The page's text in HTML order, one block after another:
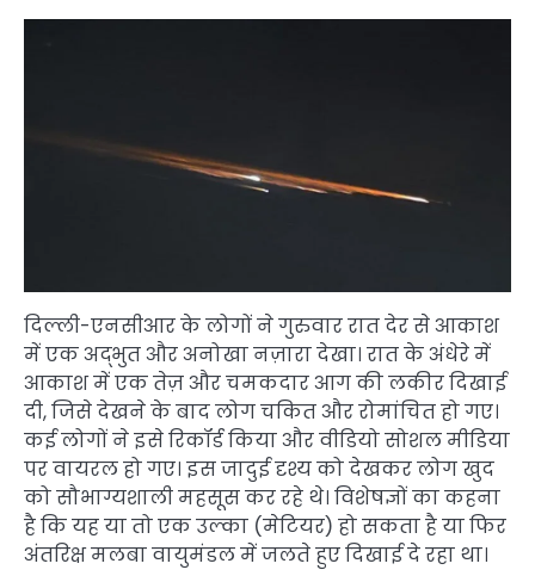
दिल्ली-एनसीआर के लोगों ने गुरुवार रात देर से आकाश
में एक अद्भुत और अनोखा नज़ारा देखा। रात के अंधेरे में
आकाश में एक तेज़ और चमकदार आग की लकीर दिखाई
दी, जिसे देखने के बाद लोग चकित और रोमांचित हो गए।
कई लोगों ने इसे रिकॉर्ड किया और वीडियो सोशल मीडिया
पर वायरल हो गए। इस जादुई दृश्य को देखकर लोग खुद
को सौभाग्यशाली महसूस कर रहे थे। विशेषज्ञों का कहना
है कि यह या तो एक उल्का (मेटियर) हो सकता है या फिर
अंतरिक्ष मलबा वायुमंडल में जलते हुए दिखाई दे रहा था।